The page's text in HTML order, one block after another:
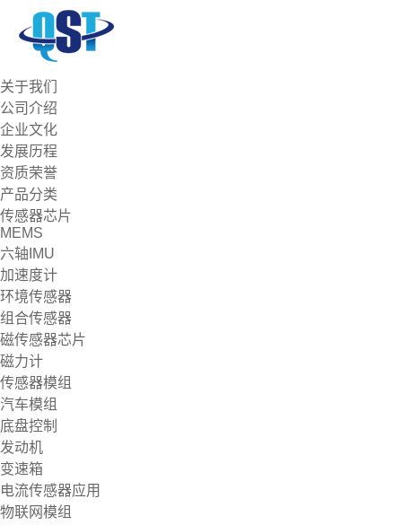
关于我们
公司介绍
企业文化
发展历程
资质荣誉
产品分类
传感器芯片
MEMS
六轴IMU
加速度计
环境传感器
组合传感器
磁传感器芯片
磁力计
传感器模组
汽车模组
底盘控制
发动机
变速箱
电流传感器应用
物联网模组